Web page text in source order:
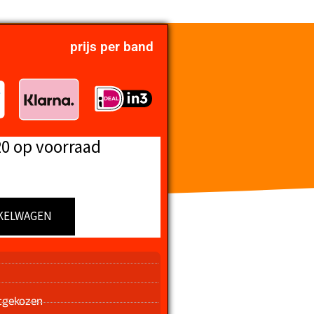
prijs per band
op voorraad